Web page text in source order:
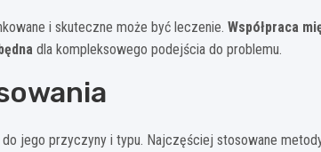
i skuteczne może być leczenie. Współpraca
dla kompleksowego podejścia do problemu.
jego przyczyny i typu. Najczęściej stosowane